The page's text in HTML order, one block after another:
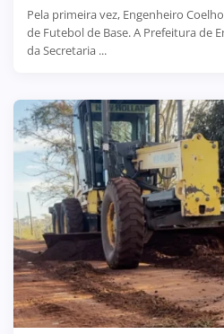
Pela primeira vez, Engenheiro
de Futebol de Base. A Prefeitura de
da Secretaria ...